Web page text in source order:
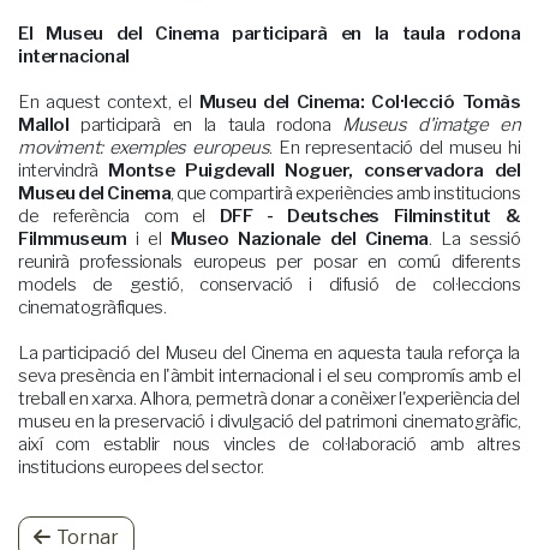
El Museu del Cinema participarà en la taula rodona
internacional
En aquest context, el Museu del Cinema: Col·lecció Tomàs
Mallol participarà en la taula rodona Museus d'imatge en
moviment: exemples europeus. En representació del museu hi
intervindrà Montse Puigdevall Noguer, conservadora del
Museu del Cinema, que compartirà experiències amb institucions
de referència com el DFF - Deutsches Filminstitut &
Filmmuseum i el Museo Nazionale del Cinema. La sessió
reunirà professionals europeus per posar en comú diferents
models de gestió, conservació i difusió de col·leccions
cinematogràfiques.
La participació del Museu del Cinema en aquesta taula reforça la
seva presència en l'àmbit internacional i el seu compromís amb el
treball en xarxa. Alhora, permetrà donar a conèixer l'experiència del
museu en la preservació i divulgació del patrimoni cinematogràfic,
així com establir nous vincles de col·laboració amb altres
institucions europees del sector.
Tornar